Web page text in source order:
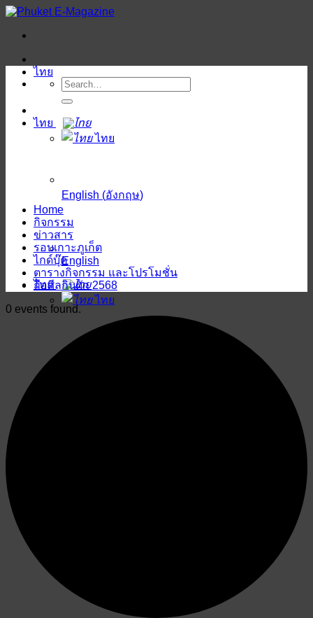
ข้าม
เนื้อหา
ไทย
ไทย
English
ไทย
ไทย
ไทย
English (อังกฤษ)
Home
กิจกรรม
ข่าวสาร
รอบเกาะภูเก็ต
ไกด์บุ๊ค
ตารางกิจกรรม และโปรโมชั่น
ถือศีลกินผัก 2568
0 events found.